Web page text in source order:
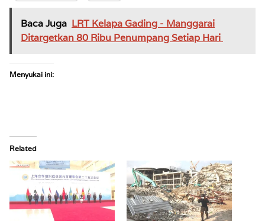
Baca Juga LRT Kelapa Gading - Manggarai
Ditargetkan 80 Ribu Penumpang Setiap Hari
Menyukai ini:
Related